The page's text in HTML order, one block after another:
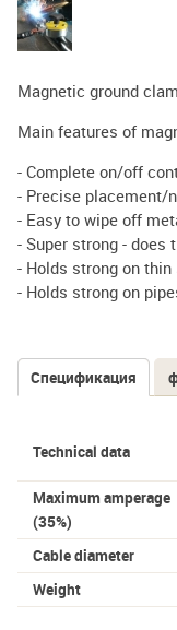
Magnetic ground
Main features of
- Complete on/off
- Precise placement/
- Easy to wipe off
- Super strong - does
- Holds strong on thin
- Holds strong on
Tabs
Спецификация
Technical data
Maximum amperage
(35%)
Cable diameter
Weight